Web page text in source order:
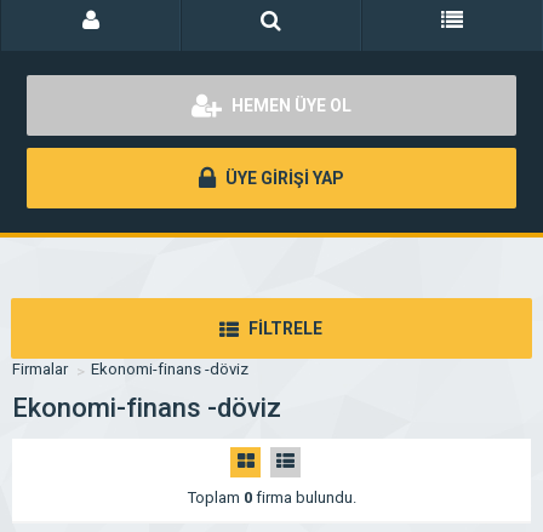
HEMEN ÜYE OL
ÜYE GİRİŞİ YAP
FİLTRELE
Firmalar Ekonomi-finans -döviz
Ekonomi-finans -döviz
Toplam 0firma bulundu.